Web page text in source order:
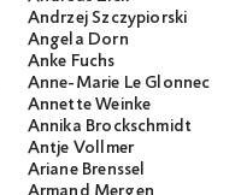
Andrzej Szczypiorski
Angela Dorn
Anke Fuchs
Anne-Marie Le Glonnec
Annette Weinke
Annika Brockschmidt
Antje Vollmer
Ariane Brenssel